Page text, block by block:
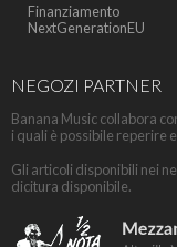
Finanziamento
NextGenerationEU
NEGOZI PARTNER
Banana Music collabora
i quali è possibile reperire
Gli articoli disponibili nei
dicitura disponibile.